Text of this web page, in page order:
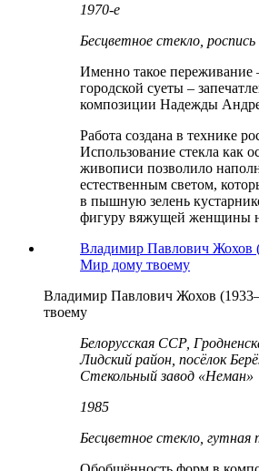
1970-е
Бесцветное стекло, роспись
Именно такое переживание
городской суеты –
композиции Надежды
Работа создана в технике
Использование стекла как
живописи позволило
естественным светом,
в пышную зелень
фигуру вяжущей женщины
Владимир Павлович Жохов
Мир дому твоему
Владимир Павлович Жохов
твоему
Белорусская ССР,
Лидский район, посёлок
Стекольный завод «Неман»
1985
Бесцветное стекло, гутная